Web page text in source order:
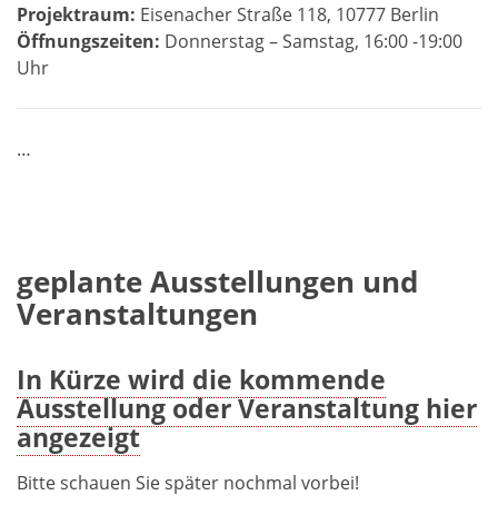
Projektraum: Eisenacher Straße 118, 10777 Berlin
Öffnungszeiten: Donnerstag – Samstag, 16:00 -19:00
Uhr
…
geplante Ausstellungen und
Veranstaltungen
In Kürze wird die kommende
Ausstellung oder Veranstaltung hier
angezeigt
Bitte schauen Sie später nochmal vorbei!